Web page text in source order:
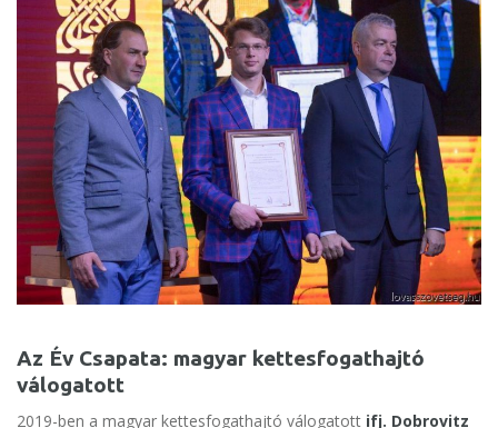
Az Év Csapata: magyar kettesfogathajtó
válogatott
2019-ben a magyar kettesfogathajtó válogatott ifj. Dobrovitz